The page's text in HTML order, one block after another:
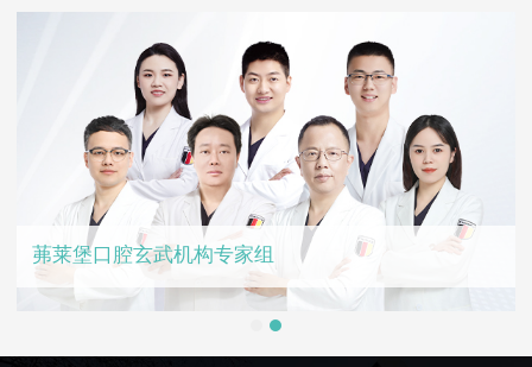
茀莱堡口腔玄武机构专家组